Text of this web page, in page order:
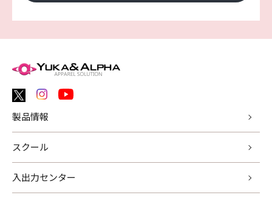
製品情報
スクール
入出力センター